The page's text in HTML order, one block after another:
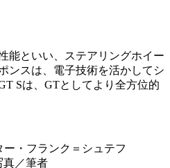
能といい、ステアリングホイー
ンスは、電子技術を活かしてシ
Sは、GTとしてより全方位的